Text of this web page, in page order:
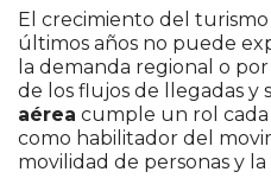
El crecimiento del
últimos años no puede
la demanda regional o
de los flujos de llegadas y
aérea cumple un rol
como habilitador del
movilidad de personas y